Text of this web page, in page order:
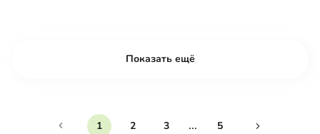
Показать ещё
1 2 3 ... 5